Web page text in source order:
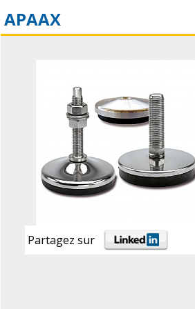
APAAX
Partagez sur